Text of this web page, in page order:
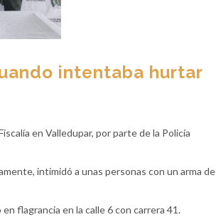
intentaba hurtar
en Valledupar, por parte de la Policía
intimidó a unas personas con un arma de
flagrancia en la calle 6 con carrera 41.